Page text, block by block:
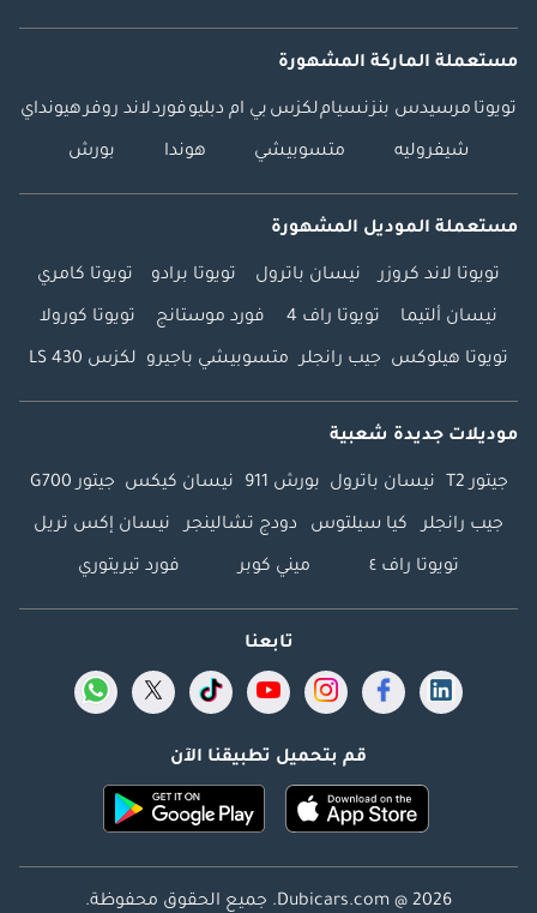
مستعملة الماركة المشهورة
تويوتا مرسيدس بنزنسياملكزس بي ام دبليوفوردلاند روفرهيونداي
شيفروليه متسوبيشي هوندا بورش
مستعملة الموديل المشهورة
تويوتا لاند كروزر نيسان باترول تويوتا برادو تويوتا كامري
نيسان ألتيما تويوتا راف 4 فورد موستانج تويوتا كورولا
تويوتا هيلوكس جيب رانجلر متسوبيشي باجيرو لكزس LS 430
موديلات جديدة شعبية
جيتور T2 نيسان باترول بورش 911 نيسان كيكس جيتور G700
جيب رانجلر كيا سيلتوس دودج تشالينجر نيسان إكس تريل
تويوتا راف ٤ ميني كوبر فورد تيريتوري
تابعنا
قم بتحميل تطبيقنا الآن
Dubicars.com @ 2026. جميع الحقوق محفوظة.